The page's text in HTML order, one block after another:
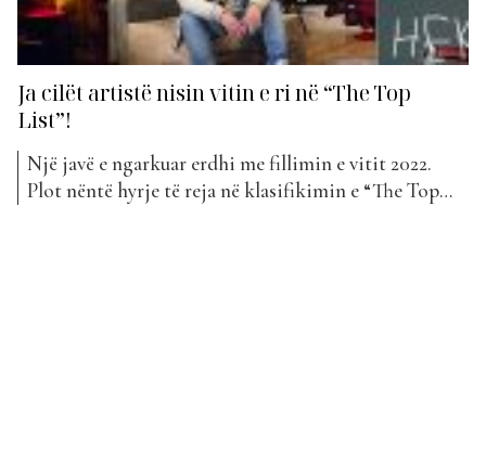
Ja cilët artistë nisin vitin e ri në “The Top
List”!
Një javë e ngarkuar erdhi me fillimin e vitit 2022.
Plot nëntë hyrje të reja në klasifikimin e “The Top